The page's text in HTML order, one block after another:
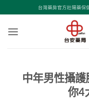
轉
台灣藥房官方壯陽藥保
中年男性攝
你4